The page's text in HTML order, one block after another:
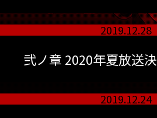
2019.12.28
弐ノ章 2020年夏放送
2019.12.24